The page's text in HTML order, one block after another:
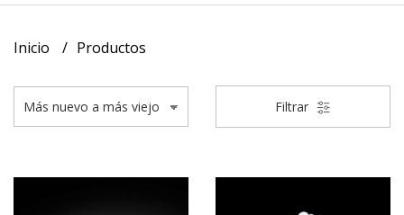
Inicio Productos
Filtrar